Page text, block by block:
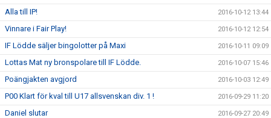
Alla till IP! 2016-10-12 13:44
Vinnare i Fair Play! 2016-10-12 12:54
IF Lödde säljer bingolotter på Maxi 2016-10-11 09:09
Lottas Mat ny bronspolare till IF Lödde. 2016-10-07 15:46
Poängjakten avgjord 2016-10-03 12:49
P00 Klart för kval till U17 allsvenskan div. 1 ! 2016-09-29 11:20
Daniel slutar 2016-09-27 20:49